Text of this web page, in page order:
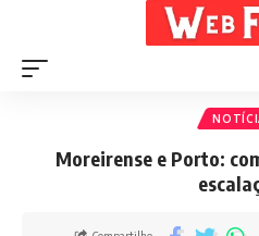
Moreirense e Porto: